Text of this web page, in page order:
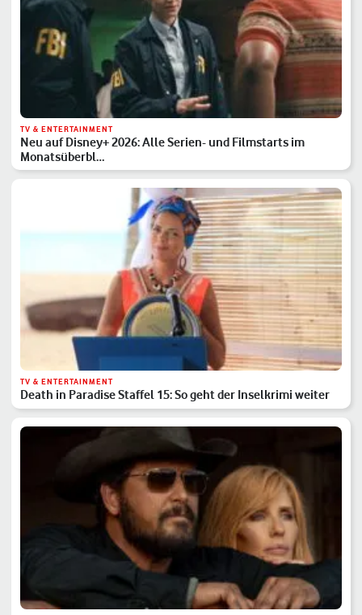
TV & ENTERTAINMENT
Neu auf Disney+ 2026: Alle Serien- und Filmstarts im
Monatsüberbl…
TV & ENTERTAINMENT
Death in Paradise Staffel 15: So geht der Inselkrimi weiter